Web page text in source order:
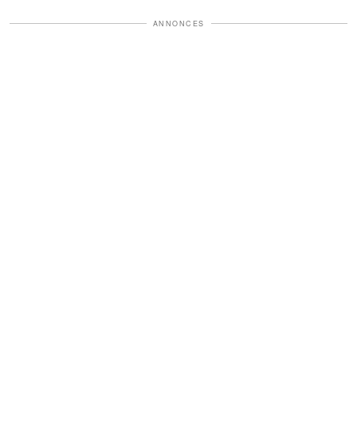
ANNONCES